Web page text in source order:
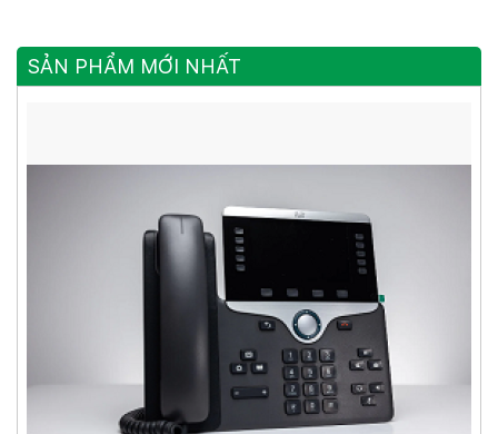
SẢN PHẨM MỚI NHẤT